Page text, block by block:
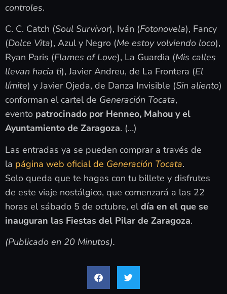
controles.
C. C. Catch (Soul Survivor), Iván (Fotonovela), Fancy
(Dolce Vita), Azul y Negro (Me estoy volviendo loco),
Ryan Paris (Flames of Love), La Guardia (Mis calles
llevan hacia ti), Javier Andreu, de La Frontera (El
límite) y Javier Ojeda, de Danza Invisible (Sin aliento)
conforman el cartel de Generación Tocata,
evento patrocinado por Henneo, Mahou y el
Ayuntamiento de Zaragoza. (…)
Las entradas ya se pueden comprar a través de
la página web oficial de Generación Tocata.
Solo queda que te hagas con tu billete y disfrutes
de este viaje nostálgico, que comenzará a las 22
horas el sábado 5 de octubre, eldía en el que se
inauguran las Fiestas del Pilar de Zaragoza.
(Publicado en 20 Minutos).